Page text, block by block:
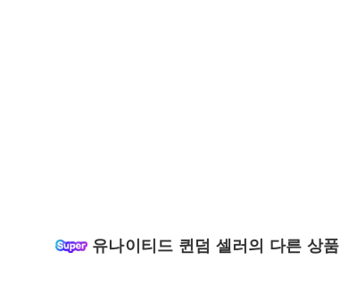
유나이티드 퀸덤 셀러의 다른 상품